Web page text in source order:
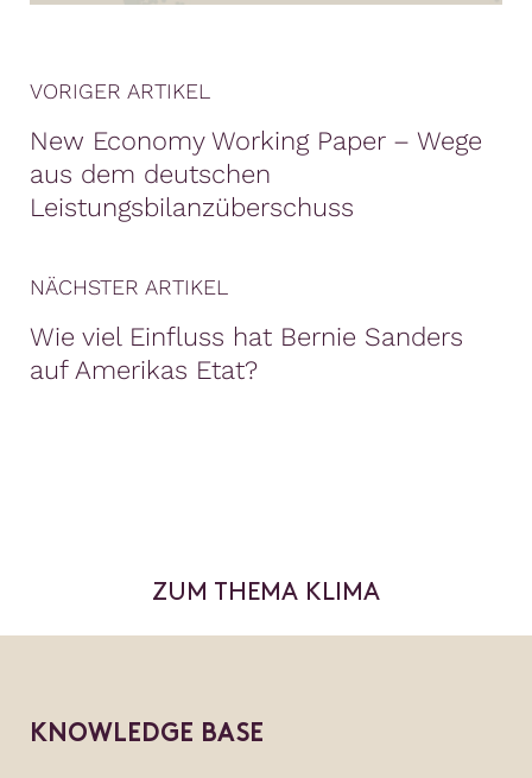
VORIGER ARTIKEL
New Economy Working Paper – Wege
aus dem deutschen
Leistungsbilanzüberschuss
NÄCHSTER ARTIKEL
Wie viel Einfluss hat Bernie Sanders
auf Amerikas Etat?
ZUM THEMA KLIMA
KNOWLEDGE BASE